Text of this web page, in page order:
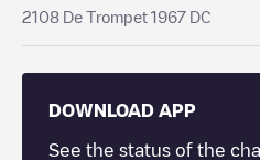
2108 De Trompet 1967 DC
DOWNLOAD APP
See the status of the